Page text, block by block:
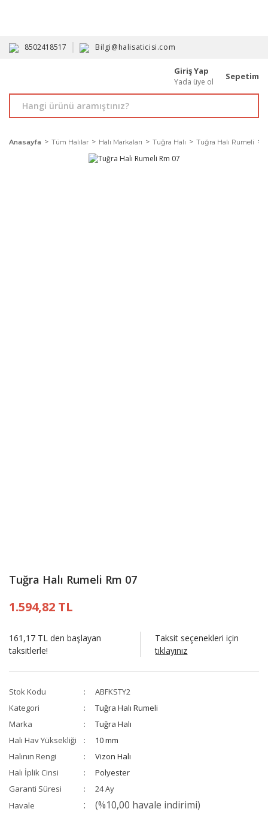
8502418517 Bilgi@halisaticisi.com
Giriş Yap
Yada üye ol
Sepetim
Anasayfa Tüm Halılar Halı Markaları Tuğra Halı Tuğra Halı Rumeli
Tuğra Halı Rumeli Rm 07
1.594,82 TL
161,17 TL den başlayan
taksitlerle!
Taksit seçenekleri için
tıklayınız
Stok Kodu
ABFKSTY2
Kategori
Tuğra Halı Rumeli
Marka
Tuğra Halı
Halı Hav Yüksekliği
10 mm
Halının Rengi
Vizon Halı
Halı İplik Cinsi
Polyester
Garanti Süresi
24 Ay
Havale
(%10,00 havale indirimi)